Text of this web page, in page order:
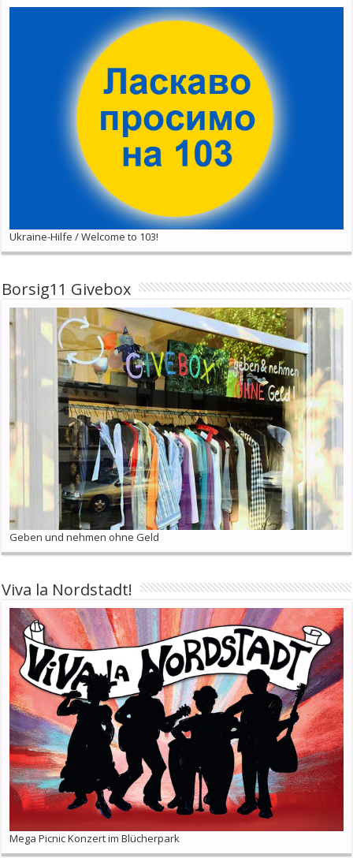
Ukraine-Hilfe / Welcome to 103!
Borsig11 Givebox
Geben und nehmen ohne Geld
Viva la Nordstadt!
Mega Picnic Konzert im Blücherpark